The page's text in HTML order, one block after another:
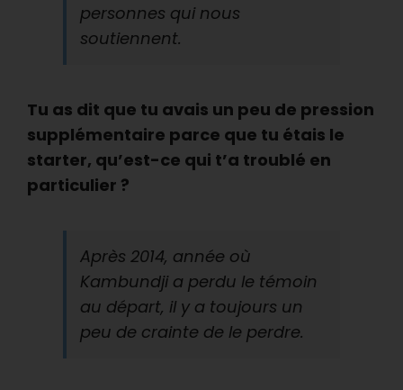
personnes qui nous
soutiennent.
Tu as dit que tu avais un peu de pression
supplémentaire parce que tu étais le
starter, qu’est-ce qui t’a troublé en
particulier ?
Après 2014, année où
Kambundji a perdu le témoin
au départ, il y a toujours un
peu de crainte de le perdre.